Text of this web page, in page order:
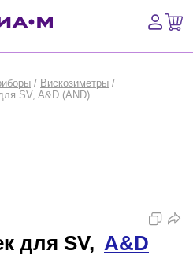
стекло
наборы
/ Вискозиметры /
SV, A&D (AND)
для SV, A&D